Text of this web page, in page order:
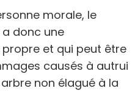
morale, le
donc une
et qui peut être
causés à autrui
non élagué à la